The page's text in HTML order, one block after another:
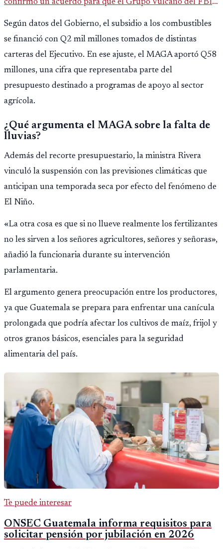
confirmó un acuerdo para que el Grupo Vulcano del FBI
opere en Guatemala a partir de julio, tras un intento
fallido con la administración anterior del Ministerio
Según datos del Gobierno, el subsidio a los combustibles
se financió con Q2 mil millones tomados de distintas
carteras del Ejecutivo. En ese ajuste, el MAGA aportó Q58
millones, una cifra que representaba parte del
presupuesto destinado a programas de apoyo al sector
agrícola.
¿Qué argumenta el MAGA sobre la falta de
lluvias?
Además del recorte presupuestario, la ministra Rivera
vinculó la suspensión con las previsiones climáticas que
anticipan una temporada seca por efecto del fenómeno de
El Niño.
«La otra cosa es que si no llueve realmente los fertilizantes
no les sirven a los señores agricultores, señores y señoras»,
añadió la funcionaria durante su intervención
parlamentaria.
El argumento genera preocupación entre los productores,
ya que Guatemala se prepara para enfrentar una canícula
prolongada que podría afectar los cultivos de maíz, frijol y
otros granos básicos, esenciales para la seguridad
alimentaria del país.
Te puede interesar
ONSEC Guatemala informa requisitos para
solicitar pensión por jubilación en 2026